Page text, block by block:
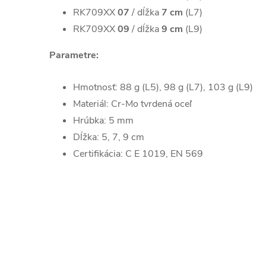
RK709XX07 / dĺžka 7 cm (L7)
RK709XX09 / dĺžka9 cm (L9)
Parametre:
Hmotnosť: 88 g (L5), 98 g (L7), 103 g (L9)
Materiál: Cr-Mo tvrdená oceľ
Hrúbka: 5 mm
Dĺžka: 5, 7, 9 cm
Certifikácia: C E 1019, EN 569